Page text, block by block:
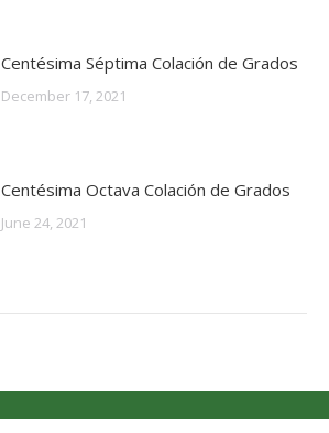
Centésima Séptima Colación de Grados
December 17, 2021
Centésima Octava Colación de Grados
June 24, 2021